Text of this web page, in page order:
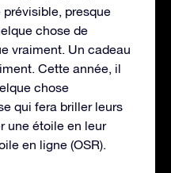
presque
chose de
vraiment. Un cadeau
Cette année, il
chose
qui fera briller leurs
une étoile en leur
en ligne (OSR).